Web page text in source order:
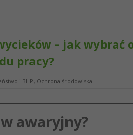
– jak wybrać
pracy?
i BHP, Ochrona środowiska
awaryjny?